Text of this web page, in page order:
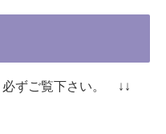
必ずご覧下さい。 ↓↓